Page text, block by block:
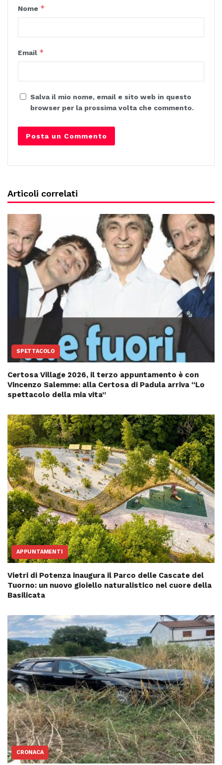
Nome *
Email *
Salva il mio nome, email e sito web in questo
browser per la prossima volta che commento.
Articoli correlati
SPETTACOLO
Certosa Village 2026, il terzo appuntamento è con
Vincenzo Salemme: alla Certosa di Padula arriva “Lo
spettacolo della mia vita”
APPUNTAMENTI
Vietri di Potenza inaugura il Parco delle Cascate del
Tuorno: un nuovo gioiello naturalistico nel cuore della
Basilicata
CRONACA